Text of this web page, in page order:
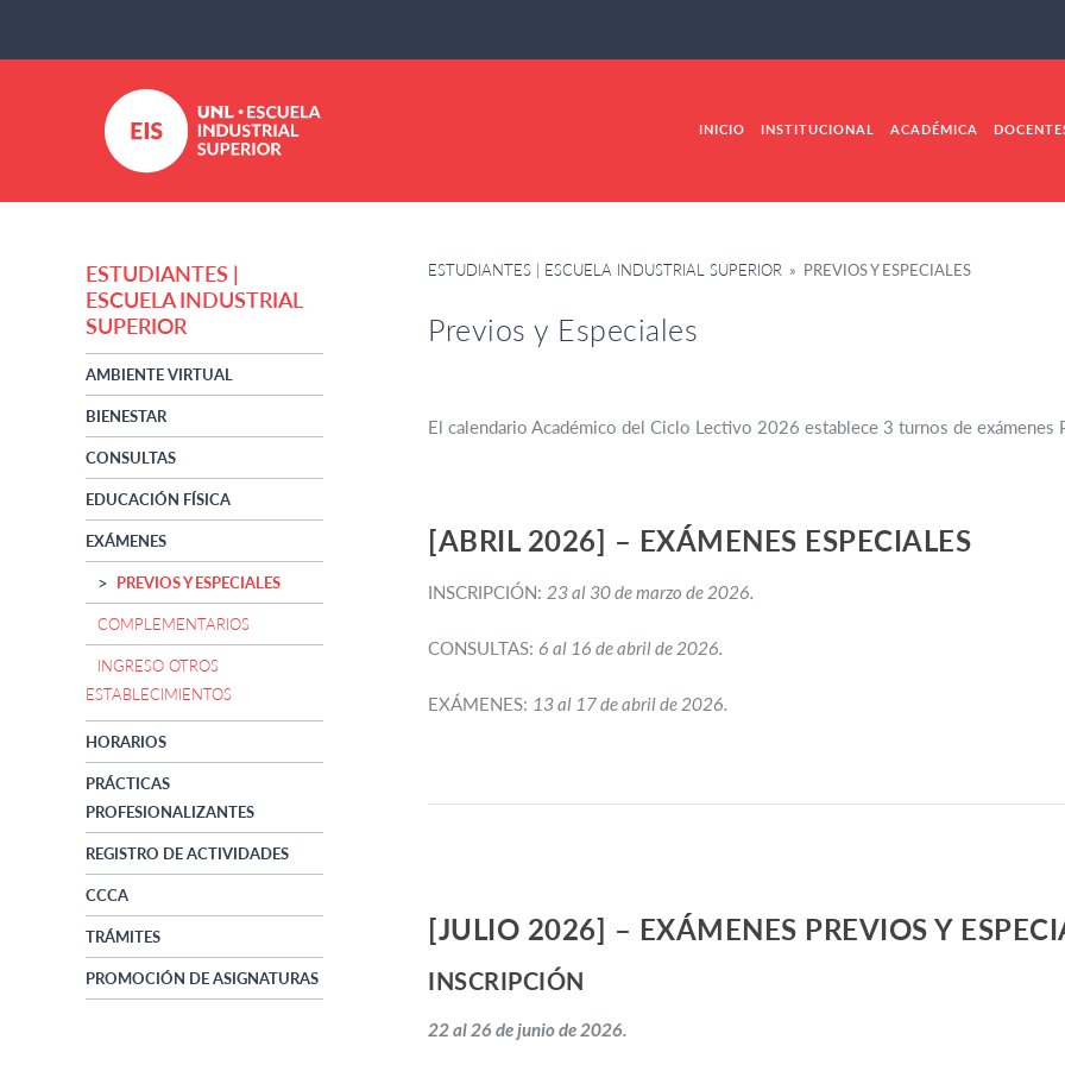
INICIO INSTITUCIONAL ACADÉMICA
ESTUDIANTES |
ESCUELA INDUSTRIAL
SUPERIOR
AMBIENTE VIRTUAL
BIENESTAR
CONSULTAS
EDUCACIÓN FÍSICA
EXÁMENES
PREVIOS Y ESPECIALES
COMPLEMENTARIOS
INGRESO OTROS
ESTABLECIMIENTOS
HORARIOS
PRÁCTICAS
PROFESIONALIZANTES
REGISTRO DE ACTIVIDADES
CCCA
TRÁMITES
PROMOCIÓN DE ASIGNATURAS
ESTUDIANTES | ESCUELA INDUSTRIAL SUPERIOR » PREVIOS Y ESPECIALES
Previos y Especiales
El calendario Académico del Ciclo Lectivo 2026 establece 3 turnos de exámenes
[ABRIL 2026] – EXÁMENES ESPECIALES
INSCRIPCIÓN: 23 al 30 de marzo de 2026.
CONSULTAS: 6 al 16 de abril de 2026.
EXÁMENES: 13 al 17 de abril de 2026.
[JULIO 2026] – EXÁMENES PREVIOS Y
INSCRIPCIÓN
22 al 26 de junio de 2026.